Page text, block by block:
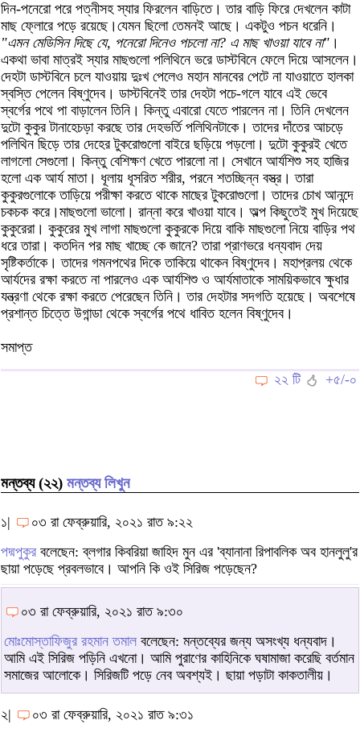
দিন-পনেরো পরে পত্নীসহ স্যার ফিরলেন বাড়িতে। তার বাড়ি ফিরে দেখলেন কাটা
মাছ ফ্লোরে পড়ে রয়েছে।যেমন ছিলো তেমনই আছে। একটুও পচন ধরেনি।
"এমন মেডিসিন দিছে যে, পনেরো দিনেও পচলো না? এ মাছ খাওয়া যাবে না" ।
একথা ভাবা মাত্রই স্যার মাছগুলো পলিথিনে ভরে ডাস্টবিনে ফেলে দিয়ে আসলেন।
দেহটা ডাস্টবিনে চলে যাওয়ায় দুঃখ পেলেও মহান মানবের পেটে না যাওয়াতে হালকা
স্বস্তি পেলেন বিষ্ণুদেব। ডাস্টবিনেই তার দেহটা পচে-গলে যাবে এই ভেবে
স্বর্গের পথে পা বাড়ালেন তিনি। কিন্তু এবারো যেতে পারলেন না। তিনি দেখলেন
দুটো কুকুর টানাহেচড়া করছে তার দেহভর্তি পলিথিনটাকে। তাদের দাঁতের আচড়ে
পলিথিন ছিড়ে তার দেহের টুকরোগুলো বাইরে ছড়িয়ে পড়লো। দুটো কুকুরই খেতে
লাগলো সেগুলো। কিন্তু বেশিক্ষণ খেতে পারলো না। সেখানে আর্যশিশু সহ হাজির
হলো এক আর্য মাতা। ধূলায় ধূসরিত শরীর, পরনে শতচ্ছিন্ন বস্ত্র। তারা
কুকুরগুলোকে তাড়িয়ে পরীক্ষা করতে থাকে মাছের টুকরোগুলো। তাদের চোখ আনন্দে
চকচক করে।মাছগুলো ভালো। রান্না করে খাওয়া যাবে। অল্প কিছুতেই মুখ দিয়েছে
কুকুরেরা। কুকুরের মুখ লাগা মাছগুলো কুকুরকে দিয়ে বাকি মাছগুলো নিয়ে বাড়ির পথ
ধরে তারা। কতদিন পর মাছ খাচ্ছে কে জানে? তারা প্রাণভরে ধন্যবাদ দেয়
সৃষ্টিকর্তাকে। তাদের গমনপথের দিকে তাকিয়ে থাকেন বিষ্ণুদেব। মহাপ্রলয় থেকে
আর্যদের রক্ষা করতে না পারলেও এক আর্যশিশু ও আর্যমাতাকে সাময়িকভাবে ক্ষুধার
যন্ত্রণা থেকে রক্ষা করতে পেরেছেন তিনি। তার দেহটার সদগতি হয়েছে। অবশেষে
প্রশান্ত চিত্তে উগান্ডা থেকে স্বর্গের পথে ধাবিত হলেন বিষ্ণুদেব।
সমাপ্ত
২২ টি
+৫/-০
মন্তব্য (২২) মন্তব্য লিখুন
১|
০৩ রা ফেব্রুয়ারি, ২০২১ রাত ৯:২২
পদ্মপুকুর বলেছেন: ব্লগার কিবরিয়া জাহিদ মুন এর 'ব্যানানা রিপাবলিক অব হানলুলু'র
ছায়া পড়েছে প্রবলভাবে। আপনি কি ওই সিরিজ পড়েছেন?
০৩ রা ফেব্রুয়ারি, ২০২১ রাত ৯:৩০
মোঃমোস্তাফিজুর রহমান তমাল বলেছেন: মন্তব্যের জন্য অসংখ্য ধন্যবাদ।
আমি এই সিরিজ পড়িনি এখনো। আমি পুরাণের কাহিনিকে ঘষামাজা করেছি বর্তমান
সমাজের আলোকে। সিরিজটি পড়ে নেব অবশ্যই। ছায়া পড়াটা কাকতালীয়।
২| ০৩ রা ফেব্রুয়ারি, ২০২১ রাত ৯:৩১